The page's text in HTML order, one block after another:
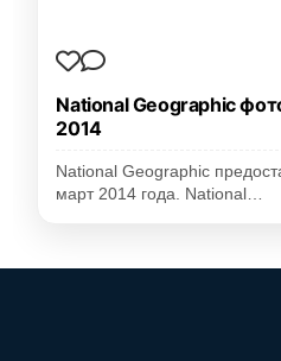
National Geographic
2014
National Geographic
март 2014 года. National…